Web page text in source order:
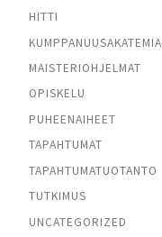
HITTI
KUMPPANUUSAKATEMIA
MAISTERIOHJELMAT
OPISKELU
PUHEENAIHEET
TAPAHTUMAT
TAPAHTUMATUOTANTO
TUTKIMUS
UNCATEGORIZED